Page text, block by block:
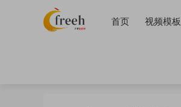
首页 视频模板